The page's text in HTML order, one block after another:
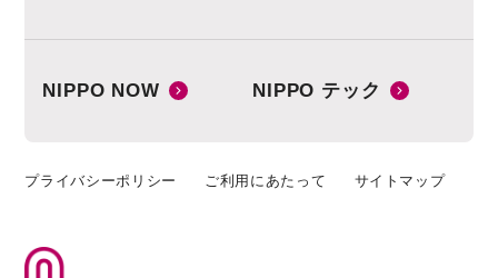
NIPPO NOW NIPPO テック
プライバシーポリシー ご利用にあたって サイトマップ